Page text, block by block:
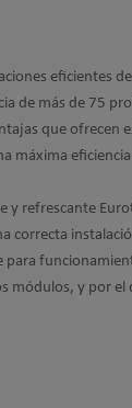
eficientes
de más de 75
que ofrecen
máxima
y refrescante
correcta
módulos, y por el